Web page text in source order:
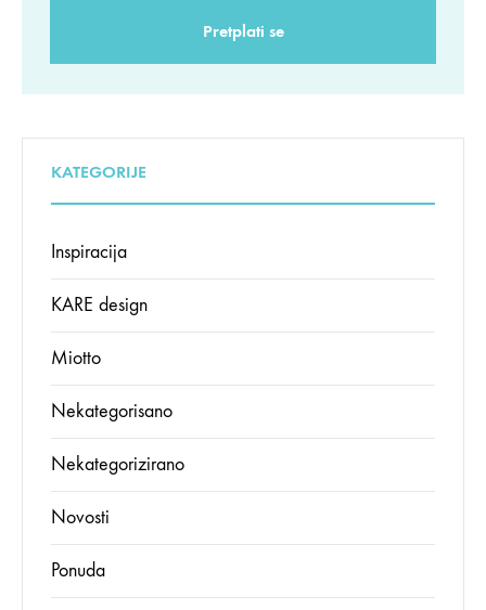
KATEGORIJE
Inspiracija
KARE design
Miotto
Nekategorisano
Nekategorizirano
Novosti
Ponuda